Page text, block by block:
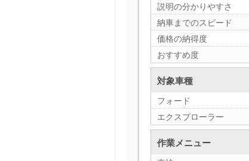
説明の分かりやすさ
納車までのスピード
価格の納得度
おすすめ度
対象車種
フォード
エクスプローラー
作業メニュー